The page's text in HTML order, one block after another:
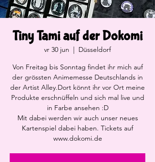
Tiny Tami auf der Dokomi
vr 30 jun
  |
Düsseldorf
Von Freitag bis Sonntag findet ihr mich auf
der grössten Animemesse Deutschlands in
der Artist Alley.Dort könnt ihr vor Ort meine
Produkte erschnüffeln und sich mal live und
in Farbe ansehen :D
Mit dabei werden wir auch unser neues
Kartenspiel dabei haben. Tickets auf
www.dokomi.de